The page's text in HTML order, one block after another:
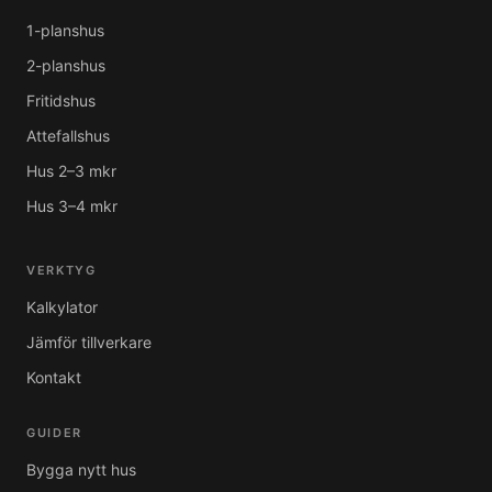
1-planshus
2-planshus
Fritidshus
Attefallshus
Hus 2–3 mkr
Hus 3–4 mkr
VERKTYG
Kalkylator
Jämför tillverkare
Kontakt
GUIDER
Bygga nytt hus